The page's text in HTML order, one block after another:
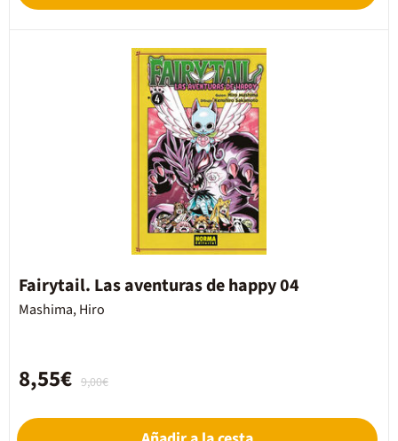
Fairytail. Las aventuras de happy 04
Mashima, Hiro
9,00€
8,55€